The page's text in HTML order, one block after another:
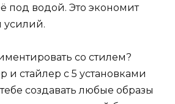
под водой. Это экономит
усилий.
со стилем?
и стайлер с 5 установками
создавать любые образы